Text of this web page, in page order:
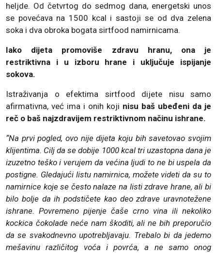
heljde. Od četvrtog do sedmog dana, energetski unos
se povećava na 1500 kcal i sastoji se od dva zelena
soka i dva obroka bogata sirtfood namirnicama.
Iako dijeta promoviše zdravu hranu, ona je
restriktivna i u izboru hrane i uključuje ispijanje
sokova.
Istraživanja o efektima sirtfood dijete nisu samo
afirmativna, već ima i onih koji nisu baš ubeđeni da je
reč o baš najzdravijem restriktivnom načinu ishrane.
“Na prvi pogled, ovo nije dijeta koju bih savetovao svojim
klijentima. Cilj da se dobije 1000 kcal tri uzastopna dana je
izuzetno teško i verujem da većina ljudi to ne bi uspela da
postigne. Gledajući listu namirnica, možete videti da su to
namirnice koje se često nalaze na listi zdrave hrane, ali bi
bilo bolje da ih podstičete kao deo zdrave uravnotežene
ishrane. Povremeno pijenje čaše crno vina ili nekoliko
kockica čokolade neće nam škoditi, ali ne bih preporučio
da se svakodnevno upotrebljavaju. Trebalo bi da jedemo
mešavinu različitog voća i povrća, a ne samo onog